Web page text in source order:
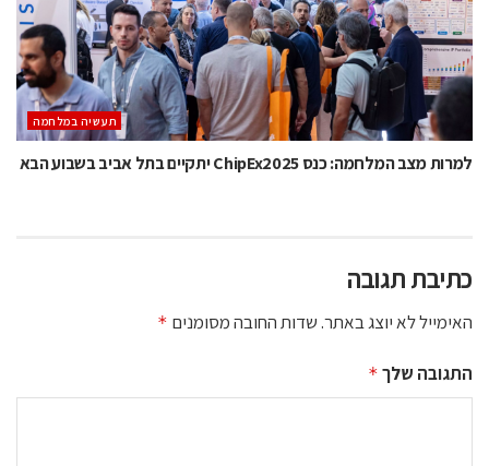
תעשיה במלחמה
למרות מצב המלחמה: כנס ChipEx2025 יתקיים בתל אביב בשבוע הבא
כתיבת תגובה
האימייל לא יוצג באתר.שדות החובה מסומנים *
התגובה שלך *